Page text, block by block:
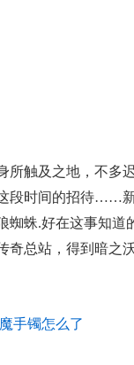
所触及之地，不多
段时间的招待……
蛛.好在这事知道
奇总站，得到暗之
手镯怎么了